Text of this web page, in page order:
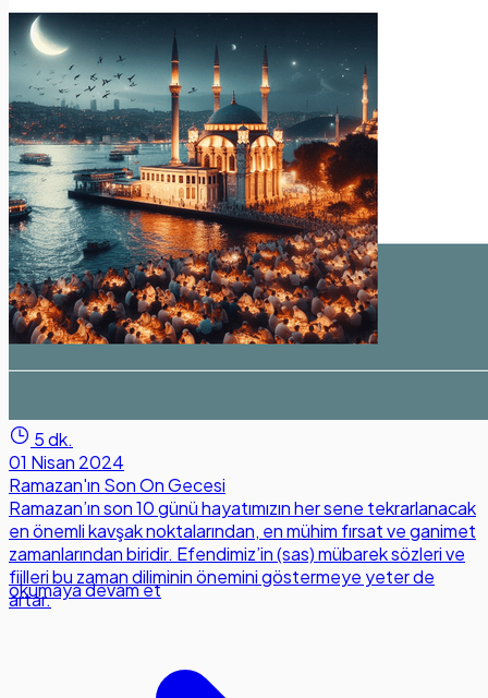
5 dk.
01 Nisan 2024
Ramazan'ın Son On Gecesi
Ramazan’ın son 10 günü hayatımızın her sene tekrarlanacak
en önemli kavşak noktalarından, en mühim fırsat ve ganimet
zamanlarından biridir. Efendimiz’in (sas) mübarek sözleri ve
fiilleri bu zaman diliminin önemini göstermeye yeter de
artar.
okumaya devam et